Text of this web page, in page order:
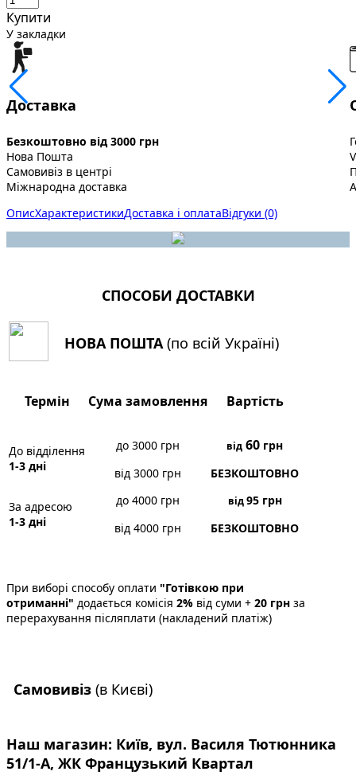
Купити
У закладки
Доставка
Безкоштовно від 3000 грн
Нова Пошта
Самовивіз в центрі
Міжнародна доставка
ОписХарактеристикиДоставка і оплатаВідгуки (0)
СПОСОБИ ДОСТАВКИ
НОВА ПОШТА (по всій Україні)
Термін Сума замовлення Вартість
До відділення
1-3 дні
до 3000 грн від 60 грн
від 3000 грн
БЕЗКОШТОВНО
За адресою
1-3 дні
до 4000 грн від95грн
від 4000 грн
БЕЗКОШТОВНО
При виборі способу оплати "Готівкою при
отриманні" додається комісія 2% від суми + 20 грн за
перерахування післяплати (накладений платіж)
Самовивіз (в Києві)
Наш магазин: Київ, вул. Василя Тютюнника
51/1-А, ЖК Французький Квартал